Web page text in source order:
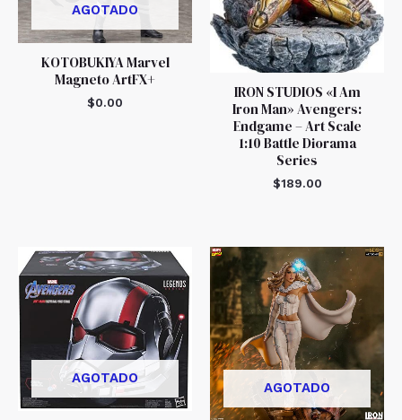
AGOTADO
KOTOBUKIYA Marvel
Magneto ArtFX+
$0.00
IRON STUDIOS «I Am
Iron Man» Avengers:
Endgame – Art Scale
1:10 Battle Diorama
Series
$189.00
AGOTADO
AGOTADO